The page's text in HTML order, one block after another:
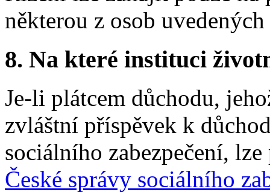
některou z osob
8. Na které instituci
Je-li plátcem důchodu,
zvláštní příspěvek k
sociálního zabezpečení,
České správy sociálního